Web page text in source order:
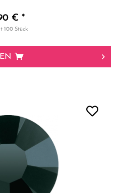
€ *
100 Stück